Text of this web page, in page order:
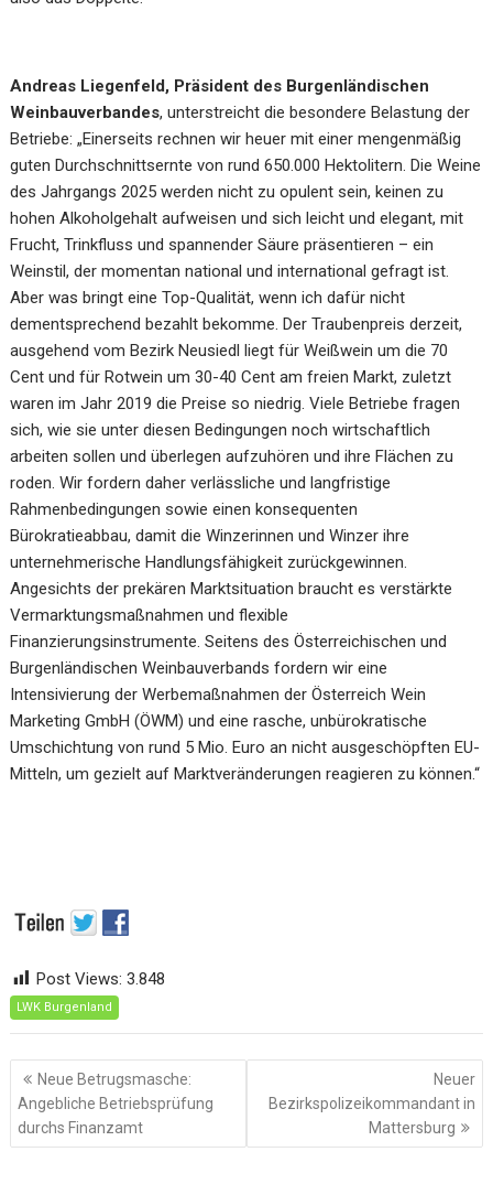
Andreas Liegenfeld, Präsident des Burgenländischen
Weinbauverbandes, unterstreicht die besondere Belastung der
Betriebe: „Einerseits rechnen wir heuer mit einer mengenmäßig
guten Durchschnittsernte von rund 650.000 Hektolitern.Die Weine
des Jahrgangs 2025 werden nicht zu opulent sein, keinen zu
hohen Alkoholgehalt aufweisen und sich leicht und elegant, mit
Frucht, Trinkfluss und spannender Säure präsentieren – ein
Weinstil, der momentan national und international gefragt ist.
Aber was bringt eine Top-Qualität, wenn ich dafür nicht
dementsprechend bezahlt bekomme. Der Traubenpreis derzeit,
ausgehend vom Bezirk Neusiedl liegt für Weißwein um die 70
Cent und für Rotwein um 30-40 Cent am freien Markt, zuletzt
waren im Jahr 2019 die Preise so niedrig. Viele Betriebe fragen
sich, wie sie unter diesen Bedingungen noch wirtschaftlich
arbeiten sollen und überlegen aufzuhören und ihre Flächen zu
roden. Wir fordern daherverlässliche und langfristige
Rahmenbedingungen sowie einen konsequenten
Bürokratieabbau, damit die Winzerinnen und Winzer ihre
unternehmerische Handlungsfähigkeit zurückgewinnen.
Angesichts der prekären Marktsituation braucht es verstärkte
Vermarktungsmaßnahmen und flexible
Finanzierungsinstrumente. Seitens des Österreichischen und
Burgenländischen Weinbauverbands fordern wir eine
Intensivierung der Werbemaßnahmen der Österreich Wein
Marketing GmbH (ÖWM) und eine rasche, unbürokratische
Umschichtung von rund 5 Mio. Euro an nicht ausgeschöpften EU-
Mitteln, um gezielt auf Marktveränderungen reagieren zu können.“
Post Views: 3.848
LWK Burgenland
Beitragsnavigation
Neue Betrugsmasche:
Angebliche Betriebsprüfung
durchs Finanzamt
Neuer
Bezirkspolizeikommandant in
Mattersburg